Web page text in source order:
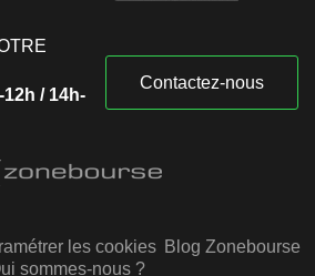
/ 14h-
Contactez-nous
les cookies Blog Zonebourse
sommes-nous ?